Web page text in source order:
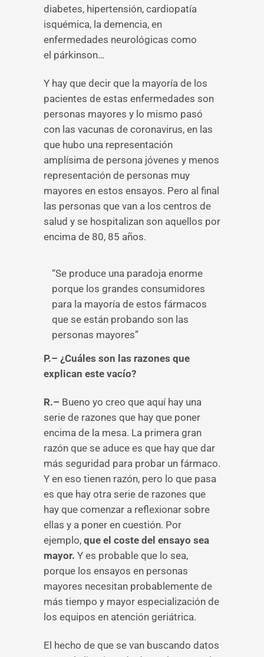
diabetes, hipertensión, cardiopatía
isquémica, la demencia, en
enfermedades neurológicas como
el párkinson…
Y hay que decir que la mayoría de los
pacientes de estas enfermedades son
personas mayores y lo mismo pasó
con las vacunas de coronavirus, en las
que hubo una representación
amplísima de persona jóvenes y menos
representación de personas muy
mayores en estos ensayos. Pero al final
las personas que van a los centros de
salud y se hospitalizan son aquellos por
encima de 80, 85 años.
“Se produce una paradoja enorme
porque los grandes consumidores
para la mayoría de estos fármacos
que se están probando son las
personas mayores”
P.– ¿Cuáles son las razones que
explican este vacío?
R.– Bueno yo creo que aquí hay una
serie de razones que hay que poner
encima de la mesa. La primera gran
razón que se aduce es que hay que dar
más seguridad para probar un fármaco.
Y en eso tienen razón, pero lo que pasa
es que hay otra serie de razones que
hay que comenzar a reflexionar sobre
ellas y a poner en cuestión. Por
ejemplo, que el coste del ensayo sea
mayor. Y es probable que lo sea,
porque los ensayos en personas
mayores necesitan probablemente de
más tiempo y mayor especialización de
los equipos en atención geriátrica.
El hecho de que se van buscando datos